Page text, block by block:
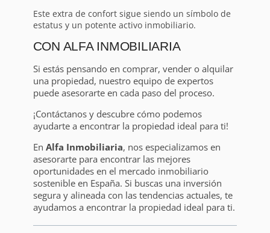
Este extra de confort sigue siendo un símbolo de
estatus y un potente activo inmobiliario.
CON ALFA INMOBILIARIA
Si estás pensando en comprar, vender o alquilar
una propiedad, nuestro equipo de expertos
puede asesorarte en cada paso del proceso.
¡Contáctanos y descubre cómo podemos
ayudarte a encontrar la propiedad ideal para ti!
En Alfa Inmobiliaria, nos especializamos en
asesorarte para encontrar las mejores
oportunidades en el mercado inmobiliario
sostenible en España. Si buscas una inversión
segura y alineada con las tendencias actuales, te
ayudamos a encontrar la propiedad ideal para ti.